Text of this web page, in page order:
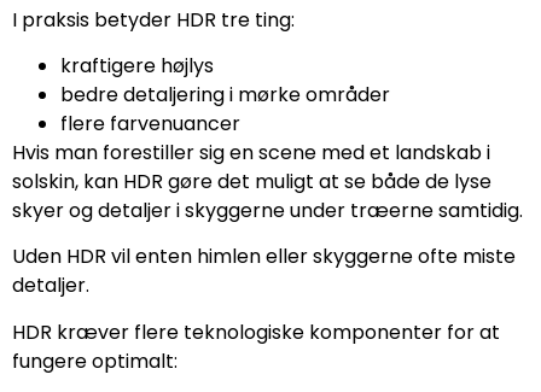
I praksis betyder HDR tre ting:
kraftigere højlys
bedre detaljering i mørke områder
flere farvenuancer
Hvis man forestiller sig en scene med et landskab i
solskin, kan HDR gøre det muligt at se både de lyse
skyer og detaljer i skyggerne under træerne samtidig.
Uden HDR vil enten himlen eller skyggerne ofte miste
detaljer.
HDR kræver flere teknologiske komponenter for at
fungere optimalt: